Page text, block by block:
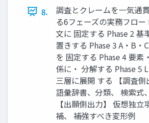
8.
調査とクレームを一気通
る6フェーズの実務フロー
文に 固定する Phase 2 基
置きする Phase 3 A・B・
を 固定する Phase 4 要素
係に・ 分解する Phase 5
三層に展開 する 【調査側
語彙辞書、分類、 検索式
【出願側出力】 仮想独立
補、 補強すべき変形例